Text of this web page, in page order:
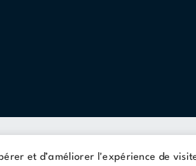
et d’améliorer l'expérience de